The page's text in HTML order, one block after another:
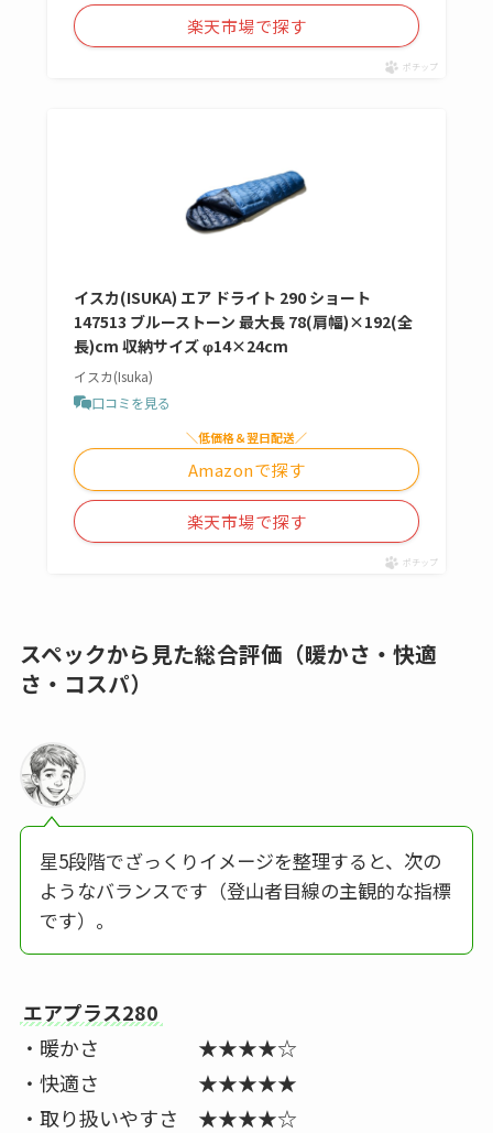
楽天市場で探す
ポチップ
イスカ(ISUKA) エア ドライト 290 ショート
147513 ブルーストーン 最大長 78(肩幅)×192(全
長)cm 収納サイズ φ14×24cm
イスカ(Isuka)
口コミを見る
＼低価格＆翌日配送／
Amazonで探す
楽天市場で探す
ポチップ
スペックから見た総合評価（暖かさ・快適
さ・コスパ）
星5段階でざっくりイメージを整理すると、次の
ようなバランスです（登山者目線の主観的な指標
です）。
エアプラス280
・暖かさ ★★★★☆
・快適さ ★★★★★
・取り扱いやすさ ★★★★☆